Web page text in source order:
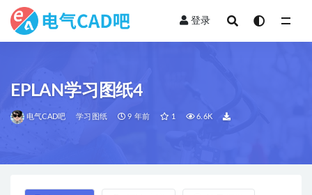
登录
EPLAN学习图纸4
电气CAD吧 学习图纸 9 年前 1 6.6K